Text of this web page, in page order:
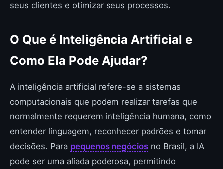
seus clientes e otimizar seus processos.
O Que é Inteligência Artificial e
Como Ela Pode Ajudar?
A inteligência artificial refere-se a sistemas
computacionais que podem realizar tarefas que
normalmente requerem inteligência humana, como
entender linguagem, reconhecer padrões e tomar
decisões. Para pequenos negócios no Brasil, a IA
pode ser uma aliada poderosa, permitindo